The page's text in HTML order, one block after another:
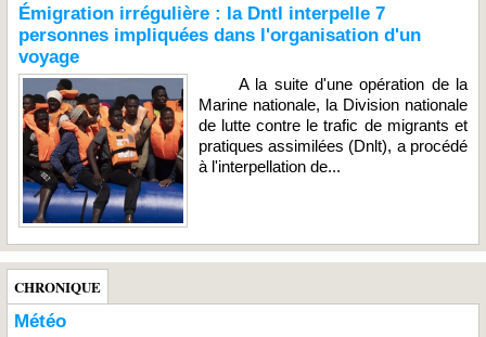
Émigration irrégulière : la Dntl interpelle 7
personnes impliquées dans l'organisation d'un
voyage
A la suite d'une opération de la
Marine nationale, la Division nationale
de lutte contre le trafic de migrants et
pratiques assimilées (Dnlt), a procédé
à l'interpellation de...
CHRONIQUE
Météo